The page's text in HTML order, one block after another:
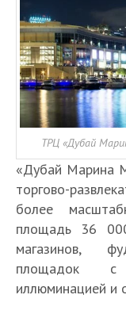
ТРЦ «Дубай
«Дубай Марина
торгово-
более
площадь 36
магазинов,
площадок с
иллюминацией и